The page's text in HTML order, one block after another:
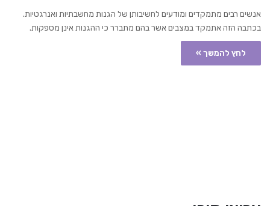
אנשים רבים מתמקדים ומודעים לחשיבותן של הגנות מחשבתיות ואנרגטיות.
בכתבה הזה אתמקד במצבים אשר בהם מתברר כי ההגנות אינן מספקות.
לחץ להמשך »